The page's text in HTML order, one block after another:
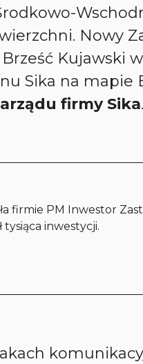
Nowy
Kujawski
Sika na mapie
firmy Sika.
firmie PM Inwestor
inwestycji.